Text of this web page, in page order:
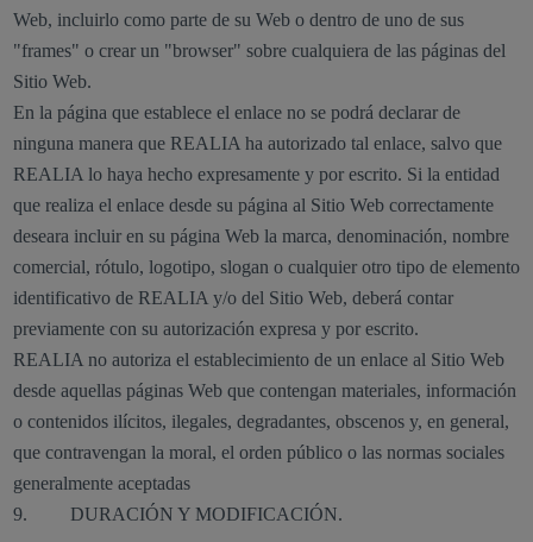
Web, incluirlo como parte de su Web o dentro de uno de sus
"frames" o crear un "browser" sobre cualquiera de las páginas del
Sitio Web.
En la página que establece el enlace no se podrá declarar de
ninguna manera que REALIA ha autorizado tal enlace, salvo que
REALIA lo haya hecho expresamente y por escrito. Si la entidad
que realiza el enlace desde su página al Sitio Web correctamente
deseara incluir en su página Web la marca, denominación, nombre
comercial, rótulo, logotipo, slogan o cualquier otro tipo de elemento
identificativo de REALIA y/o del Sitio Web, deberá contar
previamente con su autorización expresa y por escrito.
REALIA no autoriza el establecimiento de un enlace al Sitio Web
desde aquellas páginas Web que contengan materiales, información
o contenidos ilícitos, ilegales, degradantes, obscenos y, en general,
que contravengan la moral, el orden público o las normas sociales
generalmente aceptadas
9. DURACIÓN Y MODIFICACIÓN.